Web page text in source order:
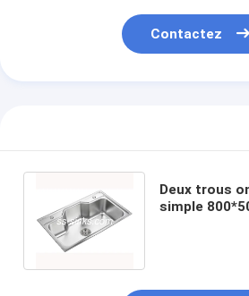
Contactez
Deux trous
simple